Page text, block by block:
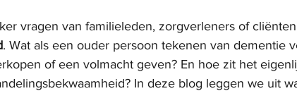
vragen van familieleden, zorgverleners of
. Wat als een ouder persoon tekenen van dementie
of een volmacht geven? En hoe zit het
In deze blog leggen we uit